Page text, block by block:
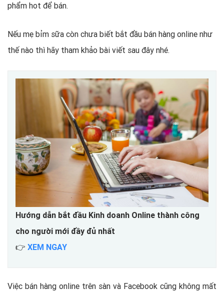
phẩm hot để bán.
Nếu mẹ bỉm sữa còn chưa biết bắt đầu bán hàng online như
thế nào thì hãy tham khảo bài viết sau đây nhé.
Hướng dẫn bắt đầu Kinh doanh Online thành công
cho người mới đầy đủ nhất
👉 XEM NGAY
Việc bán hàng online trên sàn và Facebook cũng không mất